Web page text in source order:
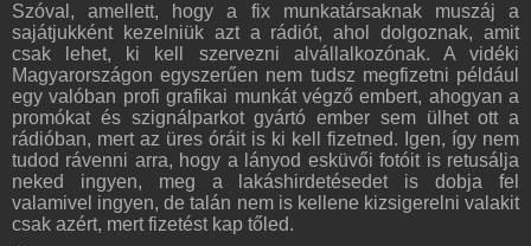
Szóval, amellett, hogy a fix munkatársaknak muszáj a
sajátjukként kezelniük azt a rádiót, ahol dolgoznak, amit
csak lehet, ki kell szervezni alvállalkozónak. A vidéki
Magyarországon egyszerűen nem tudsz megfizetni például
egy valóban profi grafikai munkát végző embert, ahogyan a
promókat és szignálparkot gyártó ember sem ülhet ott a
rádióban, mert az üres óráit is ki kell fizetned. Igen, így nem
tudod rávenni arra, hogy a lányod esküvői fotóit is retusálja
neked ingyen, meg a lakáshirdetésedet is dobja fel
valamivel ingyen, de talán nem is kellene kizsigerelni valakit
csak azért, mert fizetést kap tőled.